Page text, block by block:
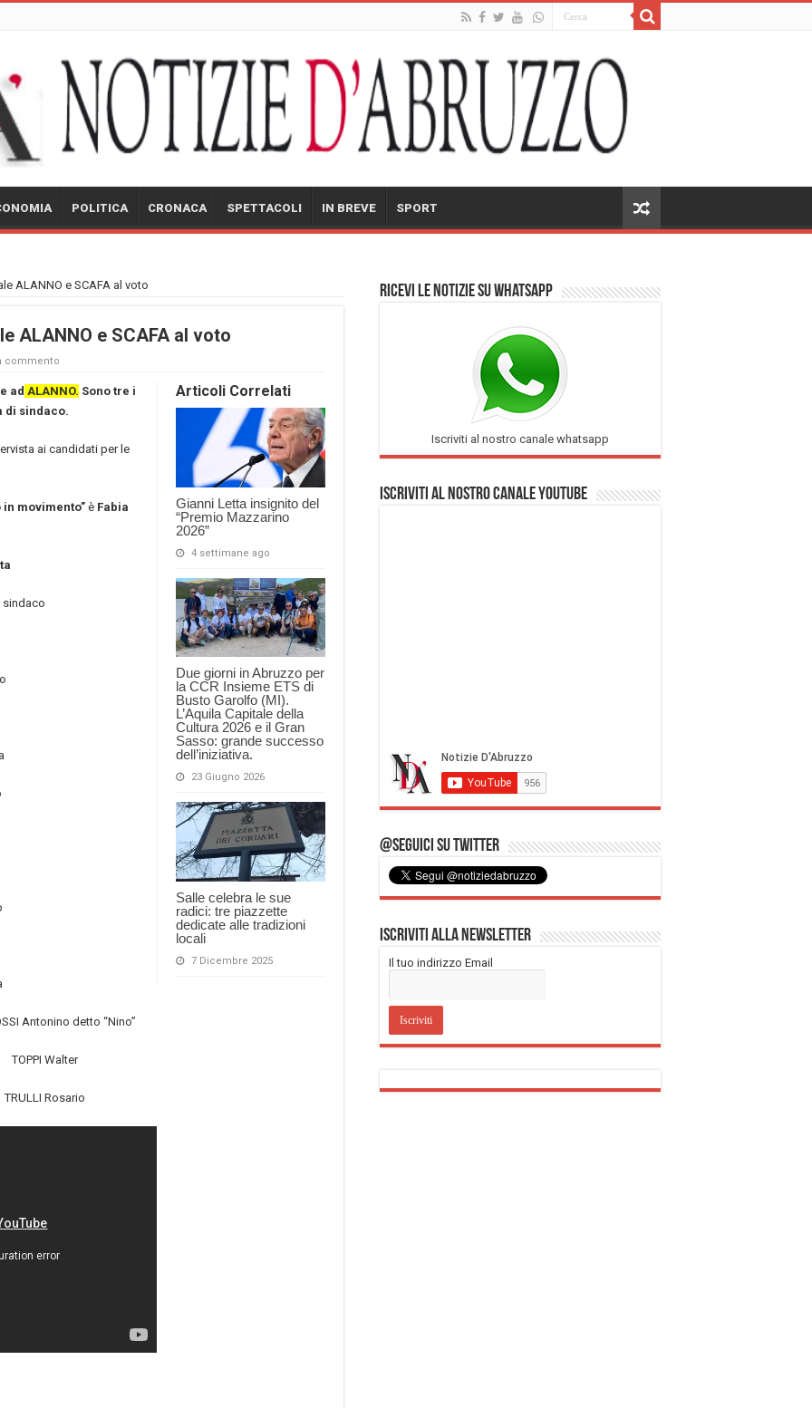
POLITICA CRONACA SPETTACOLI IN BREVE SPORT
ALANNO e SCAFA al voto
ALANNO e SCAFA al voto
commento
Articoli Correlati
Gianni Letta insignito del
“Premio Mazzarino
2026”
4 settimane ago
Due giorni in Abruzzo per
la CCR Insieme ETS di
Busto Garolfo (MI).
L’Aquila Capitale della
Cultura 2026 e il Gran
Sasso: grande successo
dell’iniziativa.
23 Giugno 2026
Salle celebra le sue
radici: tre piazzette
dedicate alle tradizioni
locali
7 Dicembre 2025
ad ALANNO. Sono tre i
di sindaco.
ai candidati per le
in movimento” è Fabia
sindaco
Antonino detto “Nino”
TOPPI Walter
TRULLI Rosario
Ricevi le notizie su Whatsapp
Iscriviti al nostro canale whatsapp
Iscriviti al nostro Canale Youtube
@Seguici su Twitter
Iscriviti alla Newsletter
Il tuo indirizzo Email